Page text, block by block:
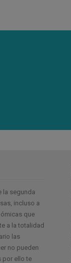
la segunda
incluso a
que
a la totalidad
las
no pueden
por ello te